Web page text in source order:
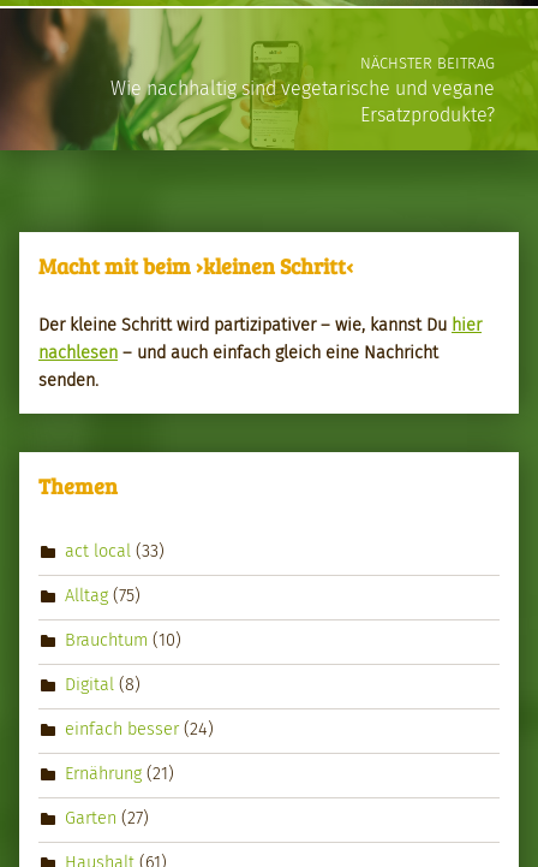
NÄCHSTER BEITRAG
Wie nachhaltig sind vegetarische und vegane
Ersatzprodukte?
Macht mit beim ›kleinen Schritt‹
Der kleine Schritt wird par­tizipa­tiv­er – wie, kannst Du hier
nach­le­sen – und auch ein­fach gle­ich eine Nachricht
senden.
Themen
act local (33)
Alltag (75)
Brauchtum (10)
Digital (8)
einfach besser(24)
Ernährung (21)
Garten (27)